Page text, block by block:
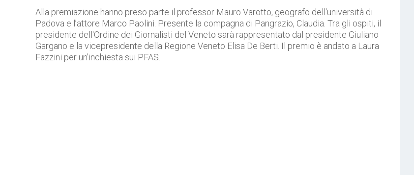
Alla premiazione hanno preso parte il professor Mauro Varotto, geografo dell'università di
Padova e l’attore Marco Paolini. Presente la compagna di Pangrazio, Claudia. Tra gli ospiti, il
presidente dell'Ordine dei Giornalisti del Veneto sarà rappresentato dal presidente Giuliano
Gargano e la vicepresidente della Regione Veneto Elisa De Berti. Il premio è andato a Laura
Fazzini per un'inchiesta sui PFAS.